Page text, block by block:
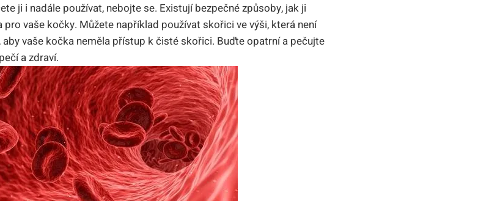
ji i nadále používat, nebojte se. Existují bezpečné způsoby, jak ji
vaše kočky. Můžete například používat skořici ve výši, která není
vaše kočka neměla přístup k čisté skořici. Buďte opatrní a pečujte
a zdraví.